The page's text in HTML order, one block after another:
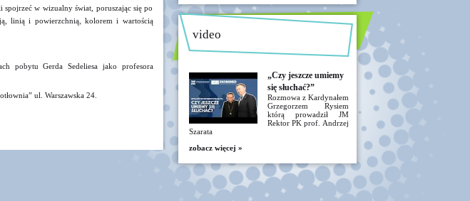
w wizualny świat, poruszając się po
linią i powierzchnią, kolorem i wartością
pobytu Gerda Sedeliesa jako profesora
ul. Warszawska 24.
video
„Czy jeszcze umiemy
się słuchać?”
Rozmowa z Kardynałem
Grzegorzem Rysiem
którą prowadził JM
Rektor PK prof. Andrzej
Szarata
zobacz więcej »